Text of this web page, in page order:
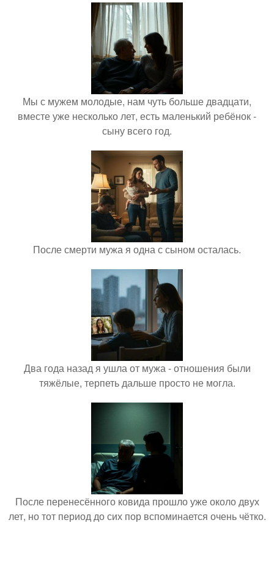
Мы с мужем молодые, нам чуть больше двадцати,
вместе уже несколько лет, есть маленький ребёнок -
сыну всего год.
После смерти мужа я одна с сыном осталась.
Два года назад я ушла от мужа - отношения были
тяжёлые, терпеть дальше просто не могла.
После перенесённого ковида прошло уже около двух
лет, но тот период до сих пор вспоминается очень чётко.